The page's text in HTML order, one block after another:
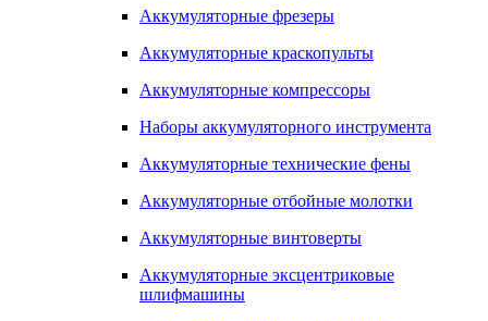
Аккумуляторные фрезеры
Аккумуляторные краскопульты
Аккумуляторные компрессоры
Наборы аккумуляторного инструмента
Аккумуляторные технические фены
Аккумуляторные отбойные молотки
Аккумуляторные винтоверты
Аккумуляторные эксцентриковые
шлифмашины